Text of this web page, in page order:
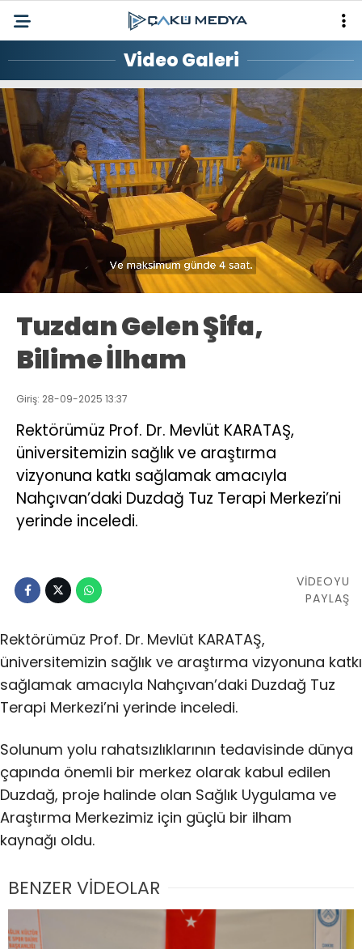
Video Galeri
Unmute Loaded
0%
Progress
0%
Tuzdan Gelen Şifa,
Bilime İlham
Giriş: 28-09-2025 13:37
Rektörümüz Prof. Dr. Mevlüt KARATAŞ,
üniversitemizin sağlık ve araştırma
vizyonuna katkı sağlamak amacıyla
Nahçıvan’daki Duzdağ Tuz Terapi Merkezi’ni
yerinde inceledi.
VİDEOYU
PAYLAŞ
Rektörümüz Prof. Dr. Mevlüt KARATAŞ,
üniversitemizin sağlık ve araştırma vizyonuna katkı
sağlamak amacıyla Nahçıvan’daki Duzdağ Tuz
Terapi Merkezi’ni yerinde inceledi.
Solunum yolu rahatsızlıklarının tedavisinde dünya
çapında önemli bir merkez olarak kabul edilen
Duzdağ, proje halinde olan Sağlık Uygulama ve
Araştırma Merkezimiz için güçlü bir ilham
kaynağı oldu.
BENZER VİDEOLAR